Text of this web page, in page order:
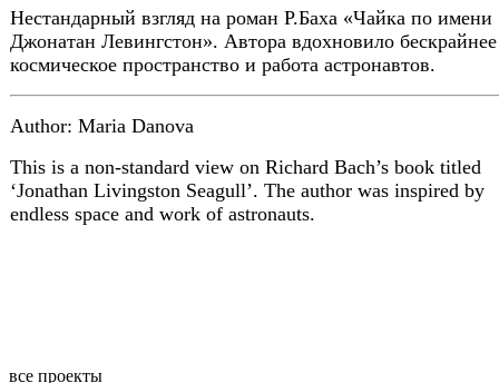
Нестандарный взгляд на роман Р.Баха «Чайка по имени
Джонатан Левингстон». Автора вдохновило бескрайнее
космическое пространство и работа астронавтов.
Author: Maria Danova
This is a non-standard view on Richard Bach’s book titled
‘Jonathan Livingston Seagull’. The author was inspired by
endless space and work of astronauts.
все проекты